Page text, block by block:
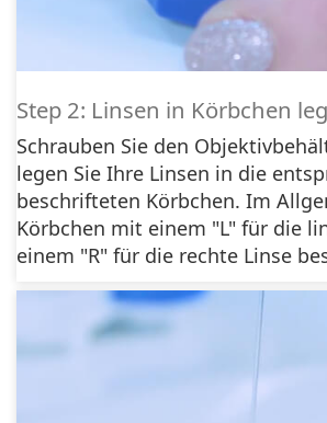
Step 2: Linsen in Körbchen
Schrauben Sie den
legen Sie Ihre Linsen in die
beschrifteten Körbchen. Im
Körbchen mit einem "L" für die
einem "R" für die rechte Linse